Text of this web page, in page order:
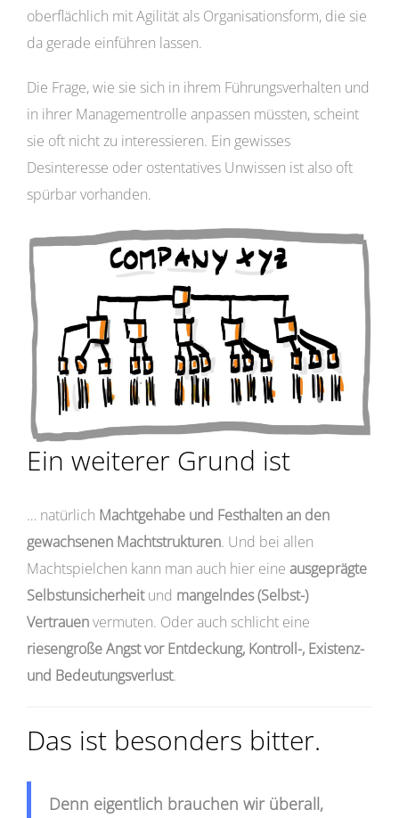
oberflächlich mit Agilität als Organisationsform, die sie
da gerade einführen lassen.
Die Frage, wie sie sich in ihrem Führungsverhalten und
in ihrer Managementrolle anpassen müssten, scheint
sie oft nicht zu interessieren. Ein gewisses
Desinteresse oder ostentatives Unwissen ist also oft
spürbar vorhanden.
Ein weiterer Grund ist
… natürlich Machtgehabe und Festhalten an den
gewachsenen Machtstrukturen. Und bei allen
Machtspielchen kann man auch hier eine ausgeprägte
Selbstunsicherheitund mangelndes (Selbst-)
Vertrauenvermuten. Oder auch schlicht eine
riesengroße Angst vor Entdeckung, Kontroll-, Existenz-
und Bedeutungsverlust.
Das ist besonders bitter.
Denn eigentlich brauchen wir überall,